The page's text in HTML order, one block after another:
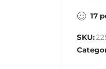
17
SKU: